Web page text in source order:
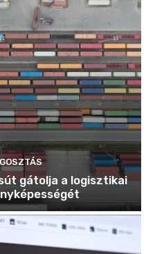
gátolja a logisztikai